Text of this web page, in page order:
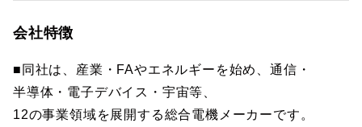
会社特徴
■同社は、産業・FAやエネルギーを始め、通信・
半導体・電子デバイス・宇宙等、
12の事業領域を展開する総合電機メーカーです。